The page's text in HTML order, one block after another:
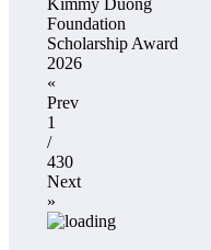
Foundation
Scholarship Award
2026
«
Prev
1
/
430
Next
»